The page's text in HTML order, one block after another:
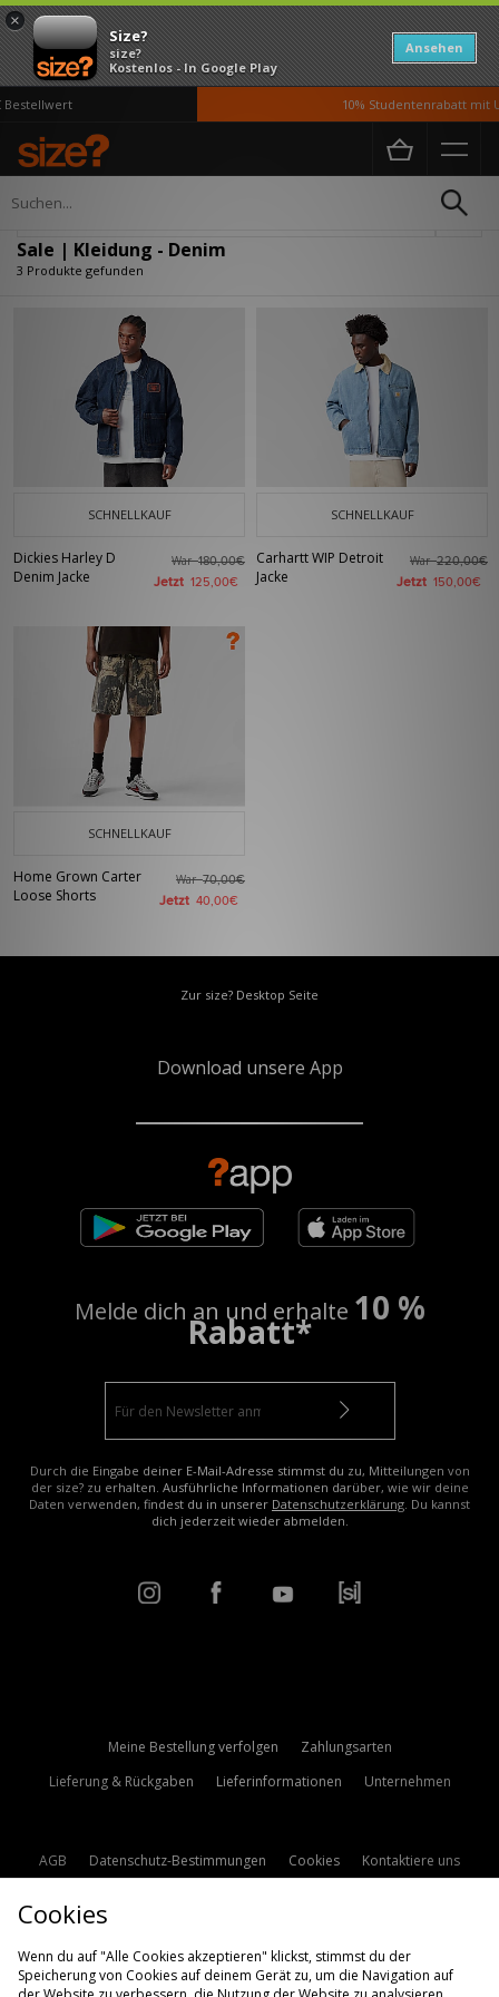
×
Size?
size?
Kostenlos - In Google Play
Ansehen
10% Studentenrabatt mit
Home Herren
Sale | Kleidung - Denim
3 Produkte gefunden
SCHNELLKAUF
Dickies Harley D
Denim Jacke
War180,00€
Jetzt 125,00€
SCHNELLKAUF
Carhartt WIP Detroit
Jacke
War220,00€
Jetzt 150,00€
SCHNELLKAUF
Home Grown Carter
Loose Shorts
War70,00€
Jetzt 40,00€
Zur size? Desktop Seite
Download unsere App
Melde dich an und erhalte 10 %
Rabatt*
Durch die Eingabe deiner E-Mail-Adresse stimmst du zu, Mitteilungen von
der size? zu erhalten. Ausführliche Informationen darüber, wie wir deine
Daten verwenden, findest du in unserer Datenschutzerklärung. Du kannst
dich jederzeit wieder abmelden.
Meine Bestellung verfolgen
Zahlungsarten
Lieferung & Rückgaben
Lieferinformationen Unternehmen
AGB Datenschutz-Bestimmungen Cookies
Kontaktiere uns
Cookies
Wenn du auf "Alle Cookies akzeptieren" klickst, stimmst du der
Speicherung von Cookies auf deinem Gerät zu, um die Navigation auf